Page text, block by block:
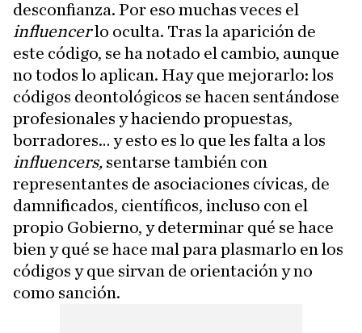
desconfianza. Por eso muchas veces el
influencerlo oculta. Tras la aparición de
este código, se ha notado el cambio, aunque
no todos lo aplican. Hay que mejorarlo: los
códigos deontológicos se hacen sentándose
profesionales y haciendo propuestas,
borradores… y esto es lo que les falta a los
influencers, sentarse también con
representantes de asociaciones cívicas, de
damnificados, científicos, incluso con el
propio Gobierno, y determinar qué se hace
bien y qué se hace mal para plasmarlo en los
códigos y que sirvan de orientación y no
como sanción.